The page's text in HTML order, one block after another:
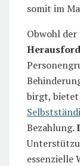
somit im
Obwohl
birgt, bietet
Bezahlung.
essenzielle